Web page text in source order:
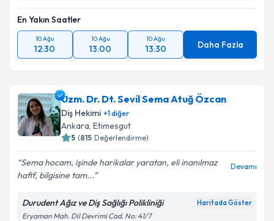
En Yakın Saatler
10 Ağu
12:30
10 Ağu
13:00
10 Ağu
13:30 Daha Fazla
Uzm. Dr. Dt. Sevil Sema Atuğ Özcan
Diş Hekimi +1diğer
Ankara, Etimesgut
5 (815 Değerlendirme)
Sema hocam, işinde harikalar yaratan, eli inanılmaz
hafif, bilgisine tam...
Devamı
Durudent Ağız ve Diş Sağlığı Polikliniği Haritada Göster
Eryaman Mah. Dil Devrimi Cad. No: 41/7